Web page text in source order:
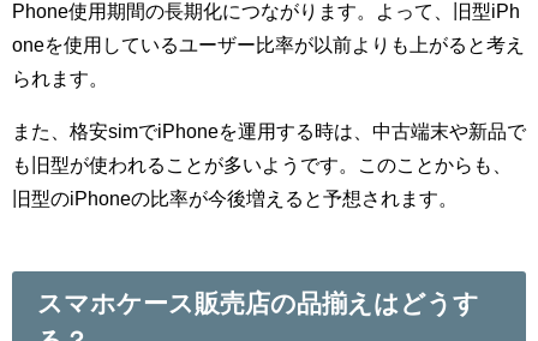
Phone使用期間の長期化につながります。よって、旧型iPh
oneを使用しているユーザー比率が以前よりも上がると考え
られます。
また、格安simでiPhoneを運用する時は、中古端末や新品で
も旧型が使われることが多いようです。このことからも、
旧型のiPhoneの比率が今後増えると予想されます。
スマホケース販売店の品揃えはどうす